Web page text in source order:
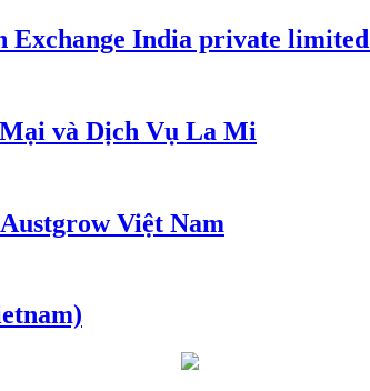
Exchange India private
và Dịch Vụ La Mi
Việt Nam